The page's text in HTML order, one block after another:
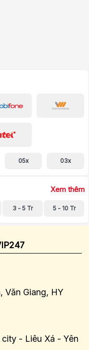
05x 03x
Xem thêm
3 - 5 Tr 5 - 10 Tr
Văn Giang, HY
- Liêu Xá - Yên